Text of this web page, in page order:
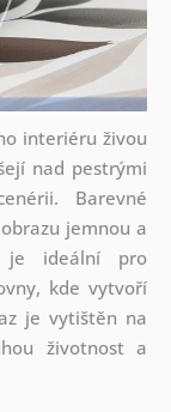
interiéru živou
nad pestrými
Barevné
jemnou a
je ideální pro
kde vytvoří
je vytištěn na
životnost a